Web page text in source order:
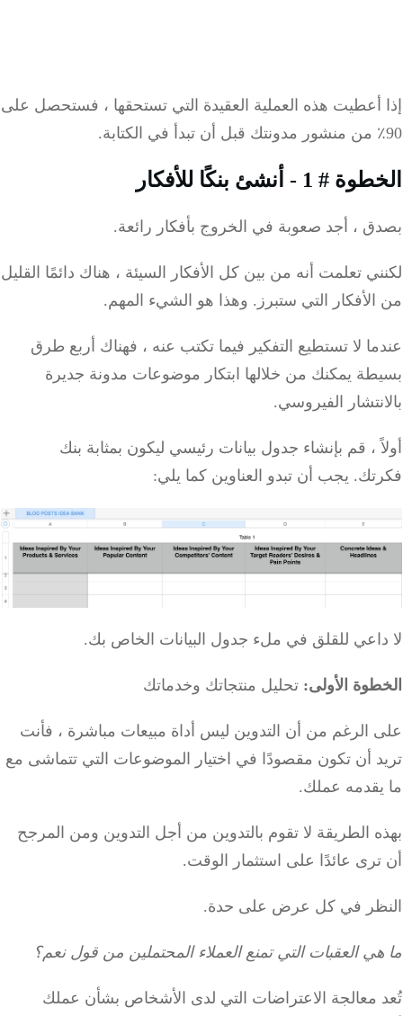
أعطيت هذه العملية العقيدة التي تستحقها ، فستحصل على
1 - أنشئ بنكًا للأفكار
، أجد صعوبة في الخروج بأفكار رائعة.
تعلمت أنه من بين كل الأفكار السيئة ، هناك دائمًا القليل
التي ستبرز.وهذا هو الشيء المهم.
لا تستطيع التفكير فيما تكتب عنه ، فهناك أربع طرق
يمكنك من خلالها ابتكار موضوعات مدونة جديرة
الفيروسي.
، قم بإنشاء جدول بيانات رئيسي ليكون بمثابة بنك
يجب أن تبدو العناوين كما يلي:
للقلق في ملء جدول البيانات الخاص بك.
الأولى:تحليل منتجاتك وخدماتك
الرغم من أن التدوين ليس أداة مبيعات مباشرة ، فأنت
أن تكون مقصودًا في اختيار الموضوعات التي تتماشى مع
عملك.
الطريقة لا تقوم بالتدوين من أجل التدوين ومن المرجح
عائدًا على استثمار الوقت.
في كل عرض على حدة.
العقبات التي تمنع العملاء المحتملين من قول نعم؟
معالجة الاعتراضات التي لدى الأشخاص بشأن عملك